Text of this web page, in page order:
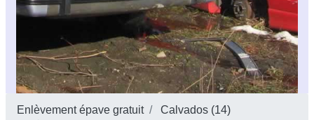
Enlèvement épave gratuit
Calvados (14)